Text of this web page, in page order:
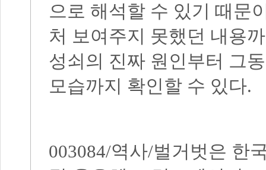
으로 해석할 수 있기 때문
처 보여주지 못했던 내용
성쇠의 진짜 원인부터 그
모습까지 확인할 수 있다.
003084/역사/벌거벗은 한